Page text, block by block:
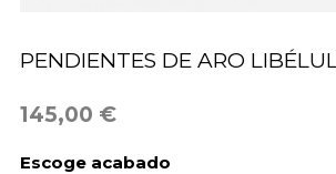
PENDIENTES DE ARO
145,00 €
Escoge acabado